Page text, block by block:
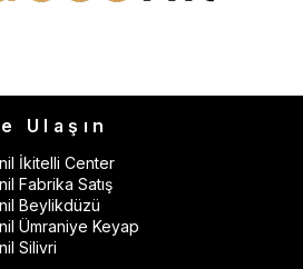
Ulaşın
İkitelli Center
Fabrika Satış
Beylikdüzü
Ümraniye Keyap
Silivri